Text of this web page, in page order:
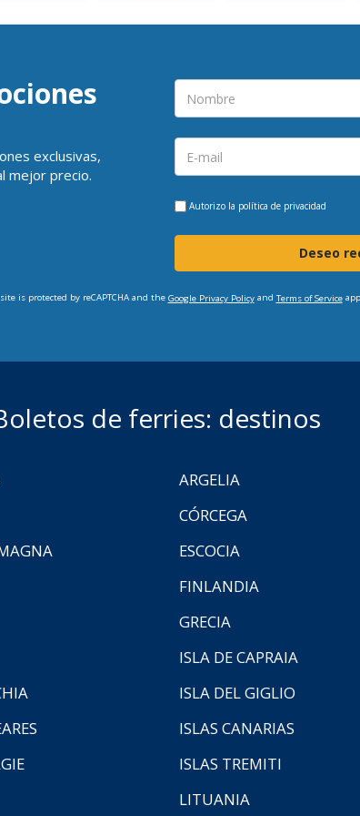
exclusivas,
mejor precio.
Autorizo la política de privacidad
Deseo
is protected by reCAPTCHA and the Google Privacy Policyand Terms of Service
de ferries: destinos
ARGELIA
CÓRCEGA
ESCOCIA
FINLANDIA
GRECIA
ISLA DE CAPRAIA
ISLA DEL GIGLIO
ISLAS CANARIAS
ISLAS TREMITI
LITUANIA